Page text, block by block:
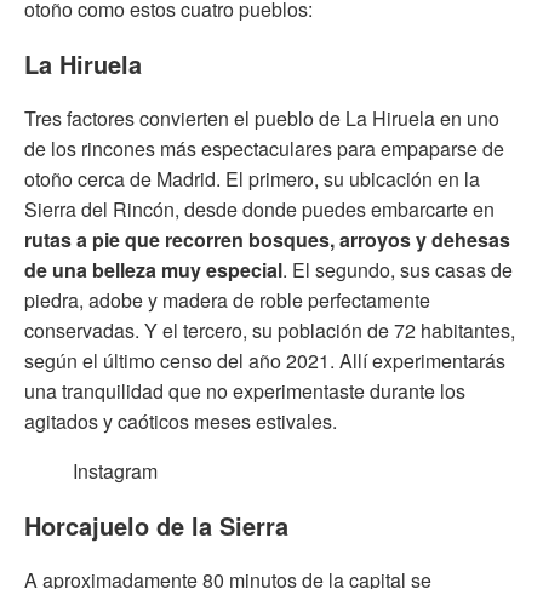
otoño como estos cuatro pueblos:
La Hiruela
Tres factores convierten el pueblo de La Hiruela en uno
de los rincones más espectaculares para empaparse de
otoño cerca de Madrid. El primero, su ubicación en la
Sierra del Rincón, desde donde puedes embarcarte en
rutas a pie que recorren bosques, arroyos y dehesas
de una belleza muy especial. El segundo, sus casas de
piedra, adobe y madera de roble perfectamente
conservadas. Y el tercero, su población de 72 habitantes,
según el último censo del año 2021. Allí experimentarás
una tranquilidad que no experimentaste durante los
agitados y caóticos meses estivales.
Instagram
Horcajuelo de la Sierra
A aproximadamente 80 minutos de la capital se